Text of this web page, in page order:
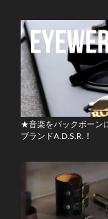
★音楽をバックボーン
ブランドA.D.S.R.！